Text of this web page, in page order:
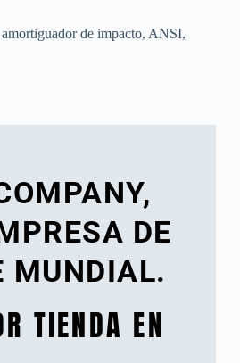
de impacto, ANSI,
DE
MUNDIAL.
TIENDA EN